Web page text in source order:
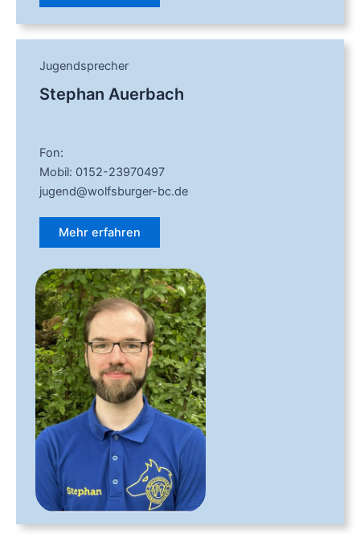
Jugendsprecher
Stephan Auerbach
Fon:
Mobil: 0152-23970497
jugend@wolfsburger-bc.de
Mehr erfahren